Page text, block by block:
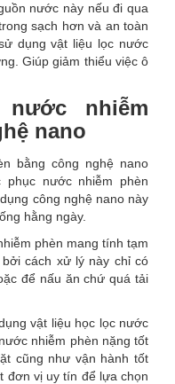
nước này nếu đi qua
sạch hơn và an toàn
dụng vật liệu lọc nước
Giúp giảm thiểu việc ô
nhiễm
nano
bằng công nghệ nano
nước nhiễm phèn
công nghệ nano này
hằng ngày.
phèn mang tính tạm
cách xử lý này chỉ có
để nấu ăn chứ quá tải
vật liệu học lọc nước
nhiễm phèn nặng tốt
cũng như vận hành tốt
đơn vị uy tín để lựa chọn